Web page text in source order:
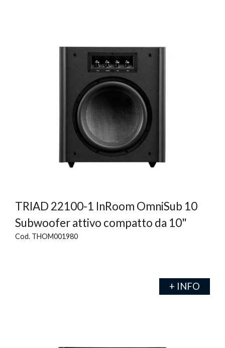
TRIAD 22100-1 InRoom OmniSub 10
Subwoofer attivo compatto da 10"
Cod. THOM001980
+ INFO